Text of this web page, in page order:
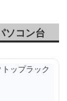
ソコン台